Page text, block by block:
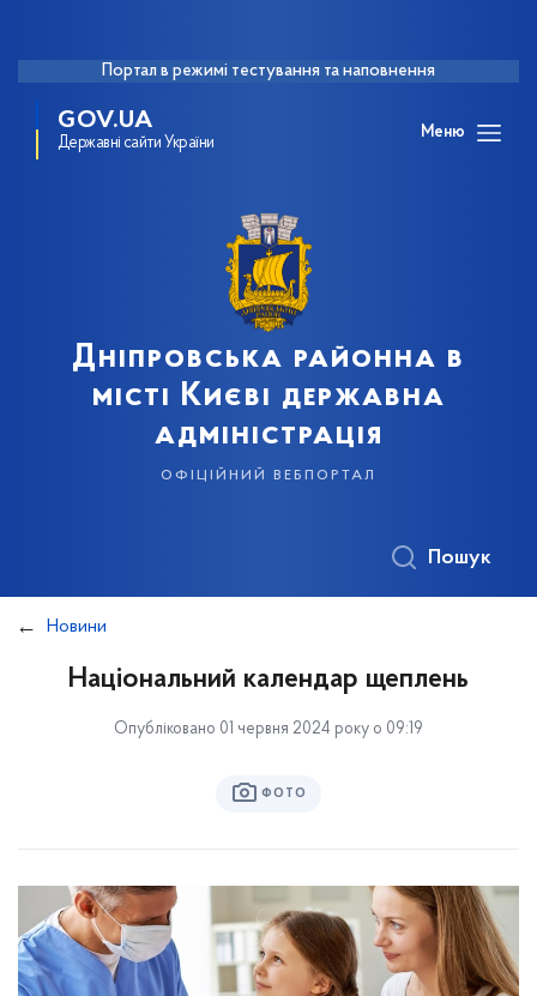
Портал в режимі тестування та наповнення
GOV.UA
Державні сайти України
Меню
Дніпровська районна в
місті Києві державна
адміністрація
офіційний вебпортал
Пошук
Новини
Національний календар щеплень
Опубліковано 01 червня 2024 року о 09:19
ФОТО